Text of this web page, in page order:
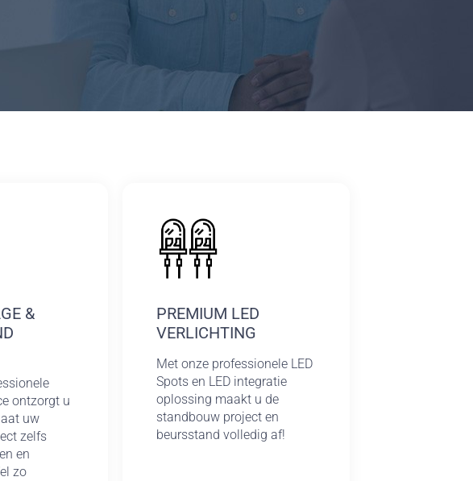
&
ontzorgt u
uw
zelfs
en
zo
PREMIUM LED
VERLICHTING
Met onze professionele LED
Spots en LED integratie
oplossing maakt u de
standbouw project en
beursstand volledig af!